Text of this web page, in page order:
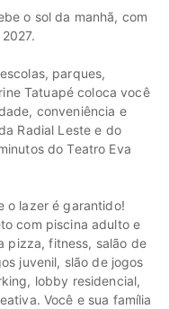
o sol da manhã, com
parques,
Tatuapé coloca você
conveniência e
Radial Leste e do
do Teatro Eva
o lazer é garantido!
com piscina adulto e
pizza, fitness, salão de
juvenil, slão de jogos
lobby residencial,
Você e sua família